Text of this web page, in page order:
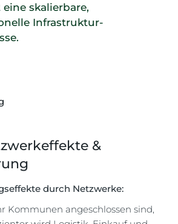
skalierbare,
Infrastruktur-
&
durch Netzwerke:
Kommunen angeschlossen sind,